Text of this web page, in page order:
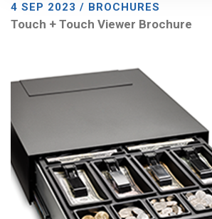
4 SEP 2023 / BROCHURES
Touch + Touch Viewer Brochure